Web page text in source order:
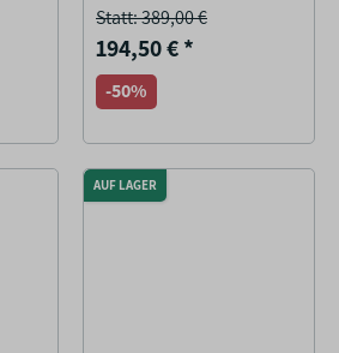
Statt: 389,00 €
194,50 €*
-50%
AUF LAGER